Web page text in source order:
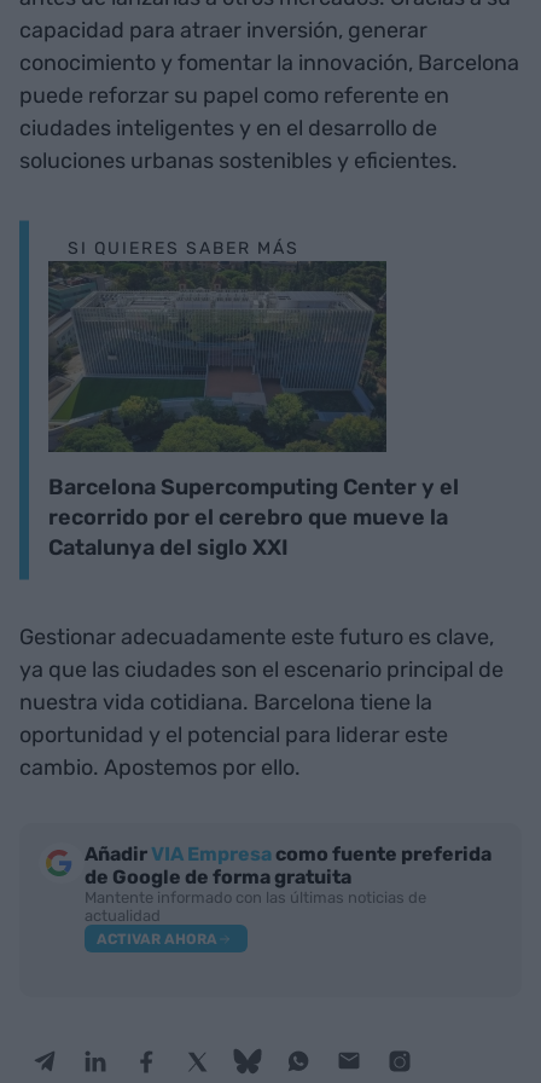
capacidad para atraer inversión, generar
conocimiento y fomentar la innovación, Barcelona
puede reforzar su papel como referente en
ciudades inteligentes y en el desarrollo de
soluciones urbanas sostenibles y eficientes.
SI QUIERES SABER MÁS
Barcelona Supercomputing Center y el
recorrido por el cerebro que mueve la
Catalunya del siglo XXI
Gestionar adecuadamente este futuro es clave,
ya que las ciudades son el escenario principal de
nuestra vida cotidiana. Barcelona tiene la
oportunidad y el potencial para liderar este
cambio. Apostemos por ello.
AñadirVIA Empresa como fuente preferida
de Google de forma gratuita
Mantente informado con las últimas noticias de
actualidad
ACTIVAR AHORA